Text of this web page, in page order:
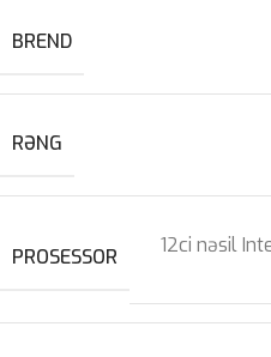
BREND
RƏNG
PROSESSOR
12ci nəsil